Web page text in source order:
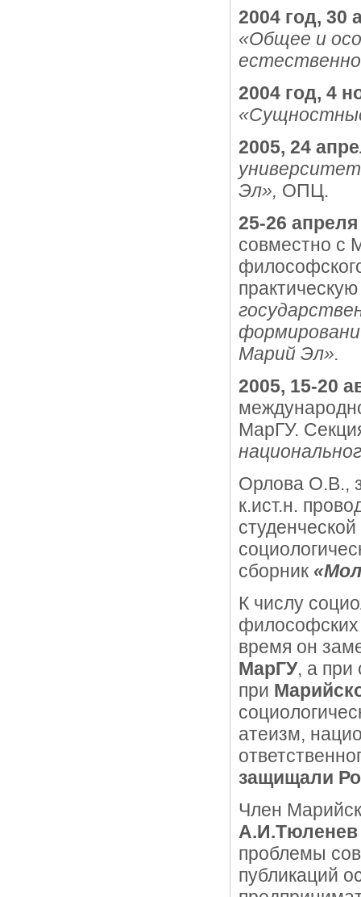
2004 год, 30
«Общее и
2004 год, 4
2005, 24
Эл», ОПЦ.
25-26
совместно с
Марий Эл».
2005, 15-20
МарГУ.
Орлова О.В.,
к.ист.н.
сборник
К числу
время он
МарГУ, а при
при
атеизм,
защищали
Член
А.И.Тюленев
проблемы
публикаций